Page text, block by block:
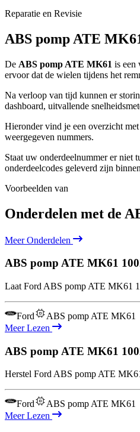
Reparatie en Revisie
ABS pomp ATE
De ABS pomp ATE MK61 is een
ervoor dat de wielen tijdens het
Na verloop van tijd kunnen er
dashboard, uitvallende
Hieronder vind je een overzicht
weergegeven nummers.
Staat uw onderdeelnummer er niet
onderdeelcodes geleverd zijn
Voorbeelden van
Onderdelen met de
Meer Onderdelen
ABS pomp ATE MK61
Laat Ford ABS pomp ATE MK61
Ford
ABS pomp ATE MK61
Meer Lezen
ABS pomp ATE MK61
Herstel Ford ABS pomp ATE
Ford
ABS pomp ATE MK61
Meer Lezen